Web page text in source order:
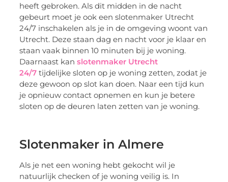
heeft gebroken. Als dit midden in de nacht
gebeurt moet je ook een slotenmaker Utrecht
24/7 inschakelen als je in de omgeving woont van
Utrecht. Deze staan dag en nacht voor je klaar en
staan vaak binnen 10 minuten bij je woning.
Daarnaast kanslotenmaker Utrecht
24/7 tijdelijke sloten op je woning zetten, zodat je
deze gewoon op slot kan doen. Naar een tijd kun
je opnieuw contact opnemen en kun je betere
sloten op de deuren laten zetten van je woning.
Slotenmaker in Almere
Als je net een woning hebt gekocht wil je
natuurlijk checken of je woning veilig is. In